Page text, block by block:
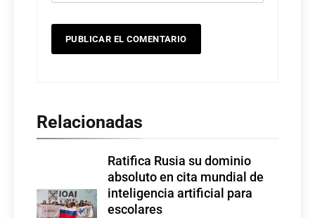
Relacionadas
Ratifica Rusia su dominio
absoluto en cita mundial de
inteligencia artificial para
escolares